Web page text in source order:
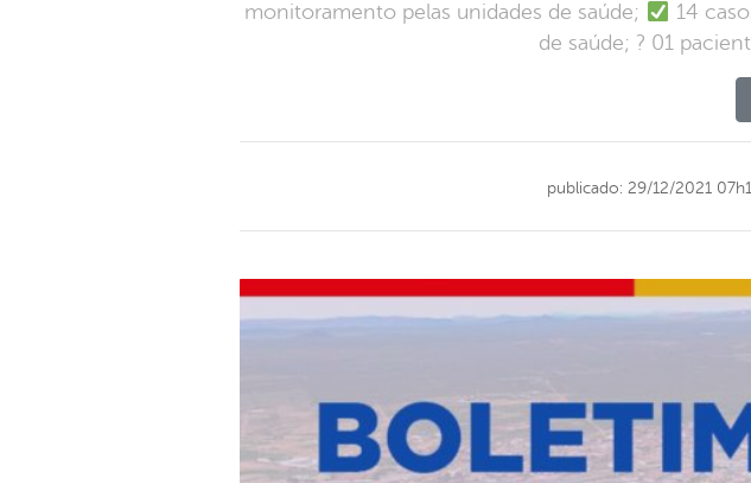
monitoramento pelas unidades de saúde;
14
de saúde; ? 01
publicado: 29/12/2021